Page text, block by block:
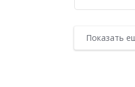
Показать